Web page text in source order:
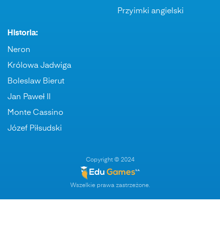
Przyimki angielski
Historia:
Neron
Królowa Jadwiga
Boleslaw Bierut
Jan Paweł II
Monte Cassino
Józef Piłsudski
Copyright © 2024
Wszelkie prawa zastrzeżone.